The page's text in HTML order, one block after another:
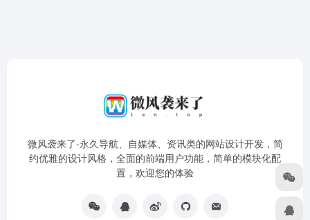
微风袭来了-永久导航、自媒体、资讯类的网站设计开发，简
约优雅的设计风格，全面的前端用户功能，简单的模块化配
置，欢迎您的体验